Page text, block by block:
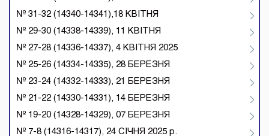
№ 31-32 (14340-14341),18 КВІТНЯ
№ 29-30 (14338-14339), 11 КВІТНЯ
№ 27-28 (14336-14337), 4 КВІТНЯ 2025
№ 25-26 (14334-14335), 28 БЕРЕЗНЯ
№ 23-24 (14332-14333), 21 БЕРЕЗНЯ
№ 21-22 (14330-14331), 14 БЕРЕЗНЯ
№ 19-20 (14328-14329), 07 БЕРЕЗНЯ
№ 7-8 (14316-14317), 24 СІЧНЯ 2025 р.